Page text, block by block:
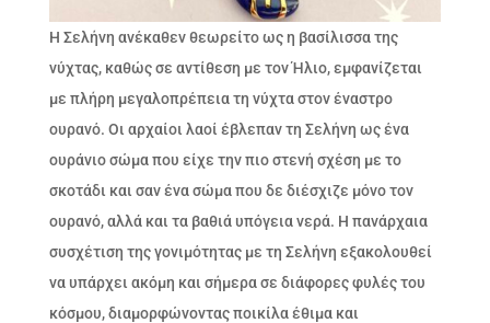
Η Σελήνη ανέκαθεν θεωρείτο ως η βασίλισσα της
νύχτας, καθώς σε αντίθεση με τον Ήλιο, εμφανίζεται
με πλήρη μεγαλοπρέπεια τη νύχτα στον έναστρο
ουρανό. Οι αρχαίοι λαοί έβλεπαν τη Σελήνη ως ένα
ουράνιο σώμα που είχε την πιο στενή σχέση με το
σκοτάδι και σαν ένα σώμα που δε διέσχιζε μόνο τον
ουρανό, αλλά και τα βαθιά υπόγεια νερά. Η πανάρχαια
συσχέτιση της γονιμότητας με τη Σελήνη εξακολουθεί
να υπάρχει ακόμη και σήμερα σε διάφορες φυλές του
κόσμου, διαμορφώνοντας ποικίλα έθιμα και